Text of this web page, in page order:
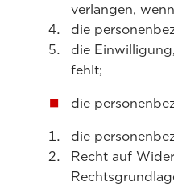
verlangen,
die
die
fehlt;
die
die
Recht auf